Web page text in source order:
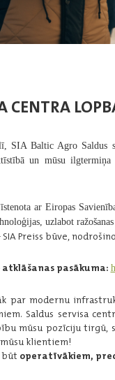
CENTRA
SIABaltic Agro Saldus
un mūsu
ar Eiropas
uzlabot
Preiss būve,
pasākuma:
par modernu
Saldus servisa
mūsu pozīciju tirgū,
klientiem!
būt operatīvākiem,